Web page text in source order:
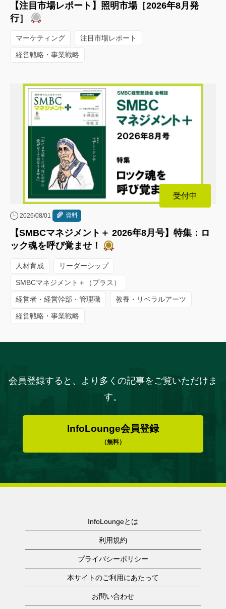
【注目市場レポート】照明市場［2026年8月発
行］
マーケティング 注目市場レポート
経営戦略・事業戦略
受付中
2026/08/01 資料
【SMBCマネジメント＋ 2026年8月号】特集：ロ
ック魂を呼び覚ませ！
人材育成 リーダーシップ
SMBCマネジメント＋（プラス）
経営者・経営幹部・管理職 教養・リベラルアーツ
経営戦略・事業戦略
会員登録すると、より多くの記事をご覧いただけま
す。
InfoLounge会員登録
（無料）
InfoLoungeとは
利用規約
プライバシーポリシー
本サイトのご利用にあたって
お問い合わせ